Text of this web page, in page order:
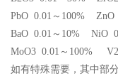
PbO 0.01～100%
BaO 0.01～10% NiO
MoO3 0.01～100%
如有特殊需要，其中部